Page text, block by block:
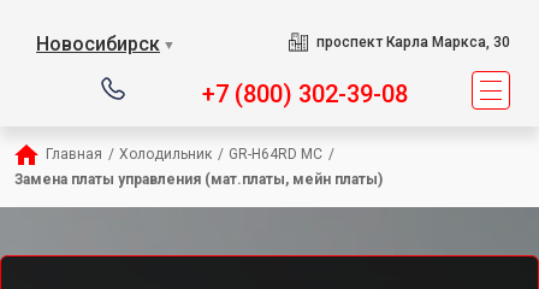
Новосибирск ▼ проспект Карла Маркса, 30
+7 (800) 302-39-08
Главная / Холодильник / GR-H64RD MC /
Замена платы управления (мат.платы, мейн платы)